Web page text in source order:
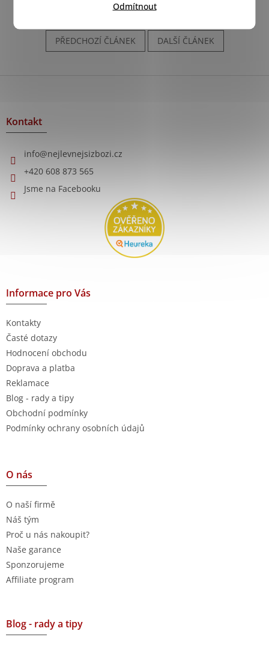
Odmítnout
PŘEDCHOZÍ ČLÁNEK DALŠÍ ČLÁNEK
Kontakt
info@nejlevnejsizbozi.cz
+420 608 873 565
Jsme na Facebooku
Informace pro Vás
Kontakty
Časté dotazy
Hodnocení obchodu
Doprava a platba
Reklamace
Blog - rady a tipy
Obchodní podmínky
Podmínky ochrany osobních údajů
O nás
O naší firmě
Náš tým
Proč u nás nakoupit?
Naše garance
Sponzorujeme
Affiliate program
Blog - rady a tipy